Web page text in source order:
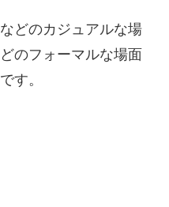
どのカジュアルな場
のフォーマルな場面
す。